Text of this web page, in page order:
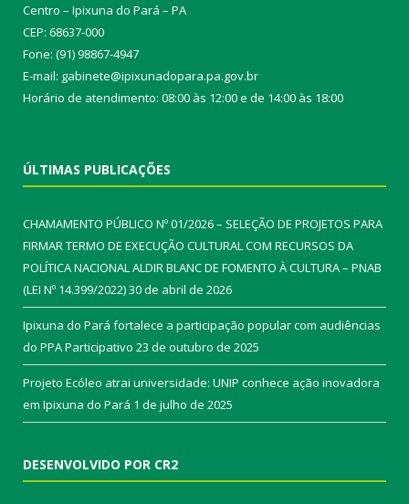
Centro – Ipixuna do Pará – PA
CEP: 68637-000
Fone: (91) 98867-4947
E-mail: gabinete@ipixunadopara.pa.gov.br
Horário de atendimento: 08:00 às 12:00 e de 14:00 às 18:00
ÚLTIMAS PUBLICAÇÕES
CHAMAMENTO PÚBLICO Nº 01/2026 – SELEÇÃO DE PROJETOS PARA
FIRMAR TERMO DE EXECUÇÃO CULTURAL COM RECURSOS DA
POLÍTICA NACIONAL ALDIR BLANC DE FOMENTO À CULTURA – PNAB
(LEI Nº 14.399/2022)30 de abril de 2026
Ipixuna do Pará fortalece a participação popular com audiências
do PPA Participativo 23 de outubro de 2025
Projeto Ecóleo atrai universidade: UNIP conhece ação inovadora
em Ipixuna do Pará 1 de julho de 2025
DESENVOLVIDO POR CR2